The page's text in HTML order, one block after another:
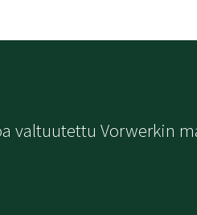
valtuutettu Vorwerkin